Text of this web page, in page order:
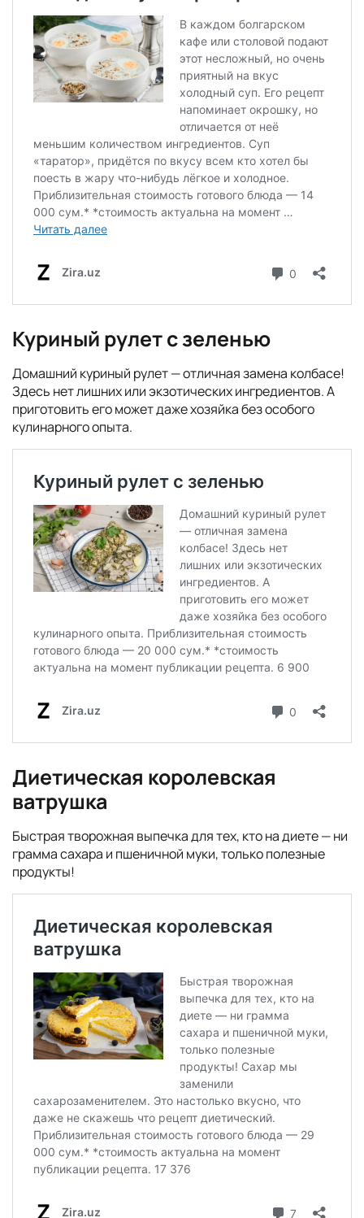
Куриный рулет с зеленью
Домашний куриный рулет — отличная замена колбасе!
Здесь нет лишних или экзотических ингредиентов. А
приготовить его может даже хозяйка без особого
кулинарного опыта.
Диетическая королевская
ватрушка
Быстрая творожная выпечка для тех, кто на диете — ни
грамма сахара и пшеничной муки, только полезные
продукты!